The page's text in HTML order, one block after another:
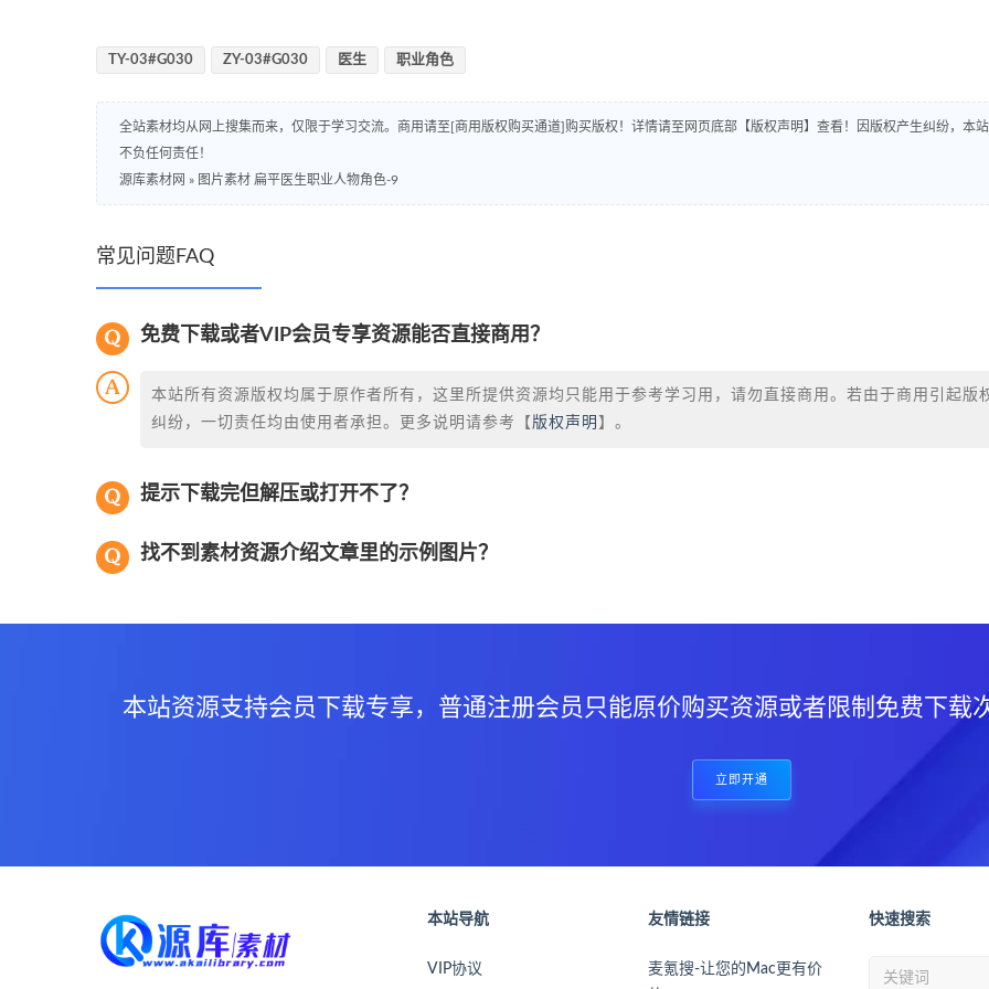
TY-03#G030 ZY-03#G030 医生 职业角色
全站素材均从网上搜集而来，仅限于学习交流。商用请至[商用版权购买通道]购买版权！详情请至网页底部【版权声明】查看！因版权产生纠纷，本站
不负任何责任！
源库素材网 » 图片素材 扁平医生职业人物角色-9
常见问题FAQ
免费下载或者VIP会员专享资源能否直接商用？
本站所有资源版权均属于原作者所有，这里所提供资源均只能用于参考学习用，请勿直接商用。若由于商用引起版
纠纷，一切责任均由使用者承担。更多说明请参考【 版权声明 】。
提示下载完但解压或打开不了？
找不到素材资源介绍文章里的示例图片？
本站资源支持会员下载专享，普通注册会员只能原价购买资源或者限制免费下载
立即开通
本站导航
VIP协议
友情链接
麦氪搜-让您的Mac更有价
快速搜索